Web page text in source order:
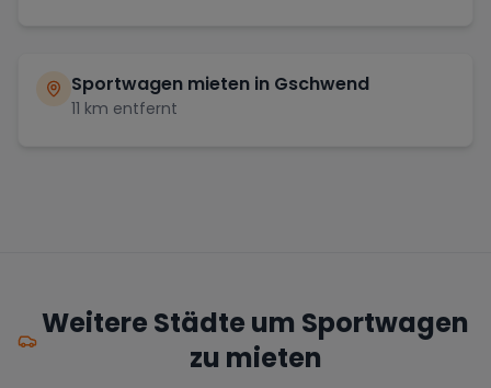
Sportwagen mieten in Gschwend
11 km entfernt
Weitere Städte um Sportwagen
zu mieten